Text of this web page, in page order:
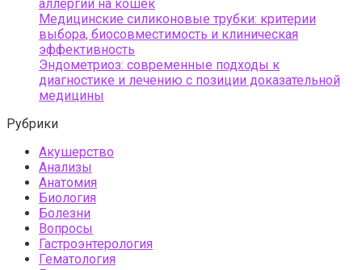
аллергии на кошек
Медицинские силиконовые трубки: критерии
выбора, биосовместимость и клиническая
эффективность
Эндометриоз: современные подходы к
диагностике и лечению с позиции доказательной
медицины
Рубрики
Акушерство
Анализы
Анатомия
Биология
Болезни
Вопросы
Гастроэнтерология
Гематология